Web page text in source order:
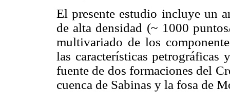
El presente estudio incluye un
de alta densidad (~ 1000
multivariado de los
las características petrográficas
fuente de dos formaciones del
cuenca de Sabinas y la fosa de